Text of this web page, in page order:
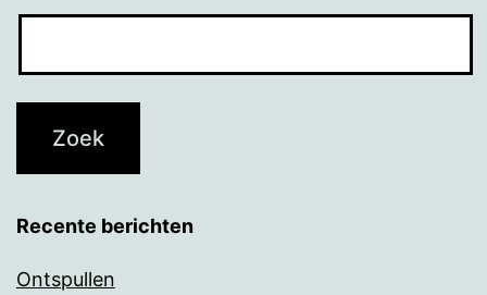
Recente berichten
Ontspullen